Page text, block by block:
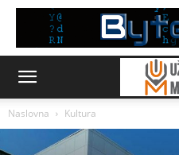
Naslovna Kultura